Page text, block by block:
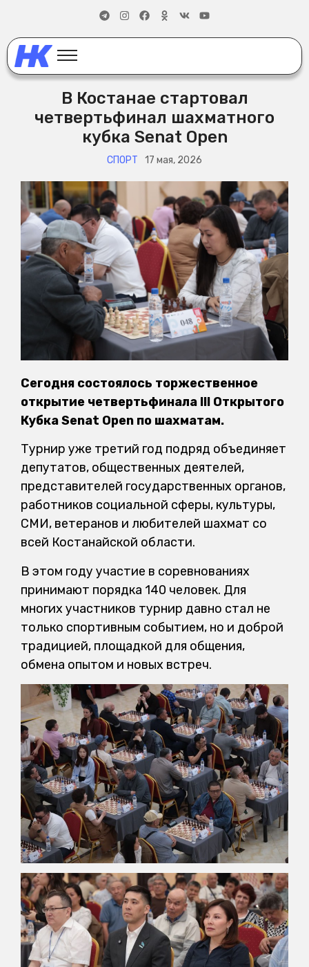
В Костанае стартовал
четвертьфинал шахматного
кубка Senat Open
СПОРТ 17 мая, 2026
Сегодня состоялось торжественное
открытие четвертьфинала III Открытого
Кубка Senat Open по шахматам.
Турнир уже третий год подряд объединяет
депутатов, общественных деятелей,
представителей государственных органов,
работников социальной сферы, культуры,
СМИ, ветеранов и любителей шахмат со
всей Костанайской области.
В этом году участие в соревнованиях
принимают порядка 140 человек. Для
многих участников турнир давно стал не
только спортивным событием, но и доброй
традицией, площадкой для общения,
обмена опытом и новых встреч.